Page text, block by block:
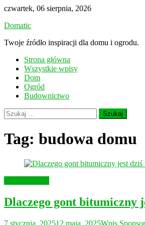
Skip
content
czwartek, 06 sierpnia, 2026
Domatic
Twoje źródło inspiracji dla domu i ogrodu.
Strona główna
Wszystkie wpisy
Dom
Ogród
Budownictwo
Szukaj:
Tag: budowa domu
Dlaczego gont bitumiczny
7 stycznia, 202512 maja, 2025Wpis